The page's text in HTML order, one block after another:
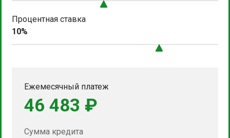
Процентная ставка
10%
Ежемесячный платеж
46 483 ₽
Сумма кредита